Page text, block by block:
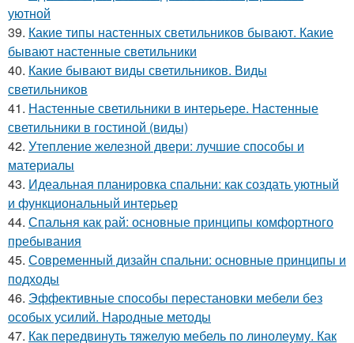
уютной
39. Какие типы настенных светильников бывают. Какие
бывают настенные светильники
40. Какие бывают виды светильников. Виды
светильников
41. Настенные светильники в интерьере. Настенные
светильники в гостиной (виды)
42. Утепление железной двери: лучшие способы и
материалы
43. Идеальная планировка спальни: как создать уютный
и функциональный интерьер
44. Спальня как рай: основные принципы комфортного
пребывания
45. Современный дизайн спальни: основные принципы и
подходы
46. Эффективные способы перестановки мебели без
особых усилий. Народные методы
47. Как передвинуть тяжелую мебель по линолеуму. Как